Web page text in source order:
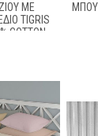
ΜΕ
TIGRIS
COTTON